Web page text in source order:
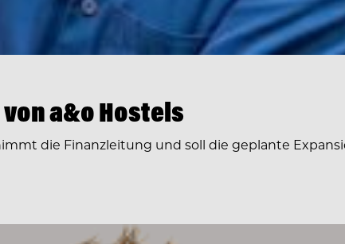
a&o Hostels
die Finanzleitung und soll die geplante